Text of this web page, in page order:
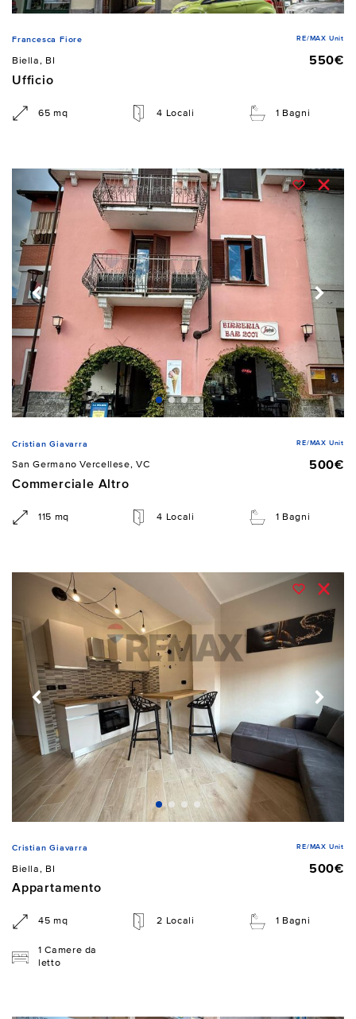
Francesca Fiore RE/MAX Unit
Biella, BI
550€
Ufficio
65 mq 4 Locali 1 Bagni
Cristian Giavarra RE/MAX Unit
San Germano Vercellese, VC
500€
Commerciale Altro
115 mq 4 Locali 1 Bagni
Cristian Giavarra RE/MAX Unit
Biella, BI
500€
Appartamento
45 mq 2 Locali 1 Bagni
1 Camere da
letto